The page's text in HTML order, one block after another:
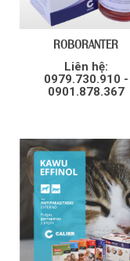
ROBORANTER
Liên hệ:
0979.730.910 -
0901.878.367